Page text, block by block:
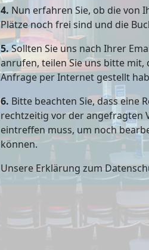
4. Nun erfahren Sie, ob die von
Plätze noch frei sind und die
5.Sollten Sie uns nach Ihrer
anrufen, teilen Sie uns bitte mit,
Anfrage per Internet gestellt
6. Bitte beachten Sie, dass eine
rechtzeitig vor der angefragten
eintreffen muss, um noch
können.
Unsere Erklärung zum